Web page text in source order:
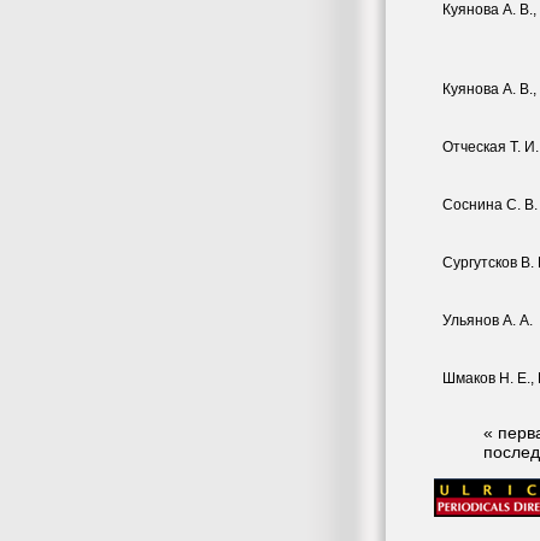
Куянова А.
Куянова А.
Отческая Т. И.
Соснина С. В.
Сургутсков В.
Ульянов А. А.
Шмаков Н. Е.,
«